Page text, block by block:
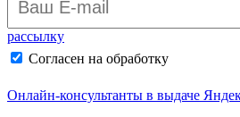
рассылку
Согласен на обработку
Онлайн-консультанты в выдаче